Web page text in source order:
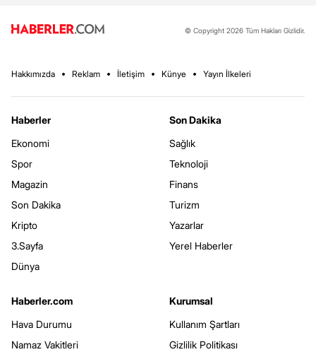
© Copyright 2026 Tüm Hakları Gizlidir.
Hakkımızda Reklam İletişim Künye Yayın İlkeleri
Haberler
Ekonomi
Spor
Magazin
Son Dakika
Kripto
3.Sayfa
Dünya
Son Dakika
Sağlık
Teknoloji
Finans
Turizm
Yazarlar
Yerel Haberler
Haberler.com
Hava Durumu
Namaz Vakitleri
Kurumsal
Kullanım Şartları
Gizlilik Politikası